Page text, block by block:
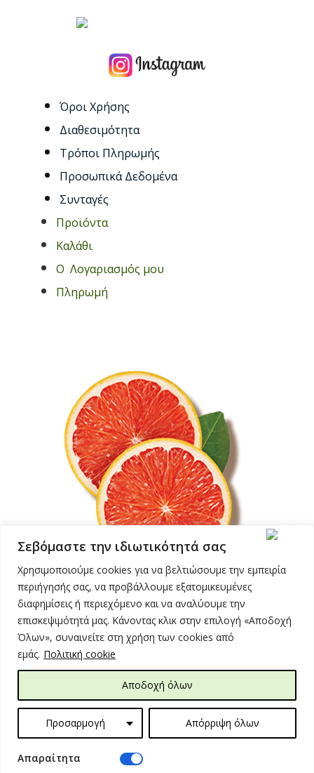
Σεβόμαστε την ιδιωτικότητά σας
Χρησιμοποιούμε cookies για να βελτιώσουμε την εμπειρία
περιήγησής σας, να προβάλλουμε εξατομικευμένες
διαφημίσεις ή περιεχόμενο και να αναλύουμε την
επισκεψιμότητά μας. Κάνοντας κλικ στην επιλογή «Αποδοχή
Όλων», συναινείτε στη χρήση των cookies από
εμάς. Πολιτική cookie
Προσαρμογή Απόρριψη όλων
Αποδοχή όλων
Aπαραίτητα
Όροι Χρήσης
Διαθεσιμότητα
Τρόποι Πληρωμής
Προσωπικά Δεδομένα
Συνταγές
Προϊόντα
Καλάθι
O Λογαριασμός μου
Πληρωμή
COPYRIGHT © 2026 | GRESKO